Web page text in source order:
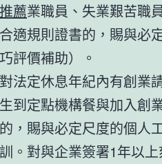
薦業職員、失業艱苦職
適規則證書的，賜與必
評價補助）。
法定休息年紀內有創業
到定點機構餐與加入創
，賜與必定尺度的個人
。對與企業簽署1年以